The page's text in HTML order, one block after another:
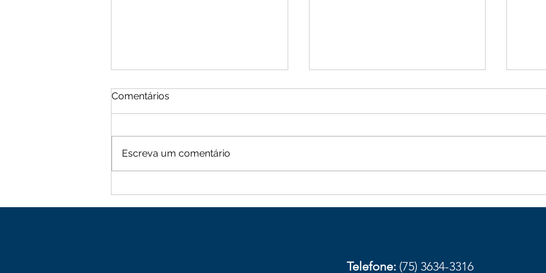
Comentários
Escreva um comentário
Telefone: (75) 3634-3316